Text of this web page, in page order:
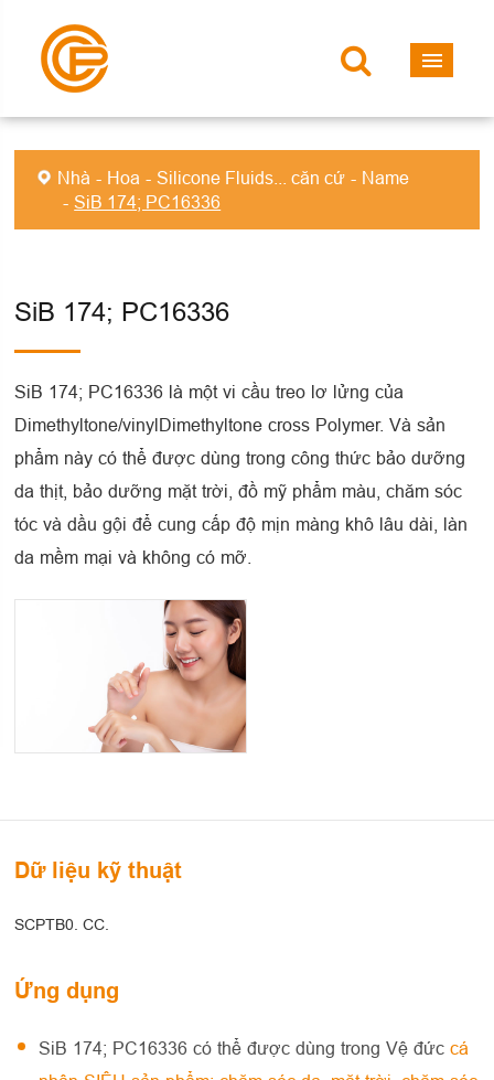
Nhà Hoa Silicone Fluids... căn cứ
Name
SiB 174; PC16336
SiB 174; PC16336
SiB 174; PC16336 là một vi cầu treo lơ lửng của
Dimethyltone/vinylDimethyltone cross Polymer. Và sản
phẩm này có thể được dùng trong công thức bảo dưỡng
da thịt, bảo dưỡng mặt trời, đồ mỹ phẩm màu, chăm sóc
tóc và dầu gội để cung cấp độ mịn màng khô lâu dài, làn
da mềm mại và không có mỡ.
Dữ liệu kỹ thuật
SCPTB0. CC.
Ứng dụng
SiB 174; PC16336 có thể được dùng trong Vệ đứccá